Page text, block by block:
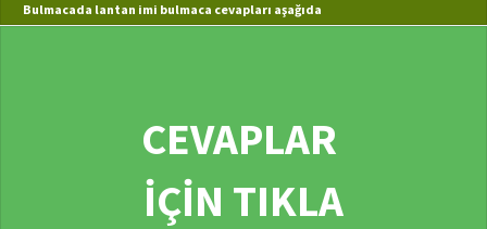
Bulmacada lantan imi bulmaca cevapları aşağıda
CEVAPLAR
İÇİN TIKLA